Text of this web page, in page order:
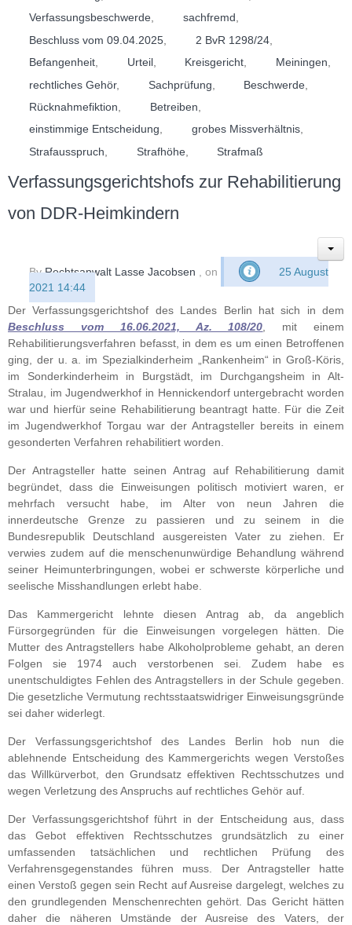
Verfassungsbeschwerde, sachfremd,
Beschluss vom 09.04.2025
2 BvR 1298/24,
Befangenheit
Urteil, Kreisgericht Meiningen
rechtliches Gehör, Sachprüfung Beschwerde
Rücknahmefiktion
Betreiben
einstimmige Entscheidung, grobes Missverhältnis,
Strafausspruch
Strafhöhe, Strafmaß
Verfassungsgerichtshofs zur Rehabilitierung
von DDR-Heimkindern
ByRechtsanwalt Lasse Jacobsen , on
25 August
2021 14:44
Der Verfassungsgerichtshof des Landes Berlin hat sich in dem
Beschluss vom 16.06.2021, Az. 108/20, mit einem
Rehabilitierungsverfahren befasst, in dem es um einen Betroffenen
ging, der u. a. im Spezialkinderheim „Rankenheim“ in Groß-Köris,
im Sonderkinderheim in Burgstädt, im Durchgangsheim in Alt-
Stralau, im Jugendwerkhof in Hennickendorf untergebracht worden
war und hierfür seine Rehabilitierung beantragt hatte. Für die Zeit
im Jugendwerkhof Torgau war der Antragsteller bereits in einem
gesonderten Verfahren rehabilitiert worden.
Der Antragsteller hatte seinen Antrag auf Rehabilitierung damit
begründet, dass die Einweisungen politisch motiviert waren, er
mehrfach versucht habe, im Alter von neun Jahren die
innerdeutsche Grenze zu passieren und zu seinem in die
Bundesrepublik Deutschland ausgereisten Vater zu ziehen. Er
verwies zudem auf die menschenunwürdige Behandlung während
seiner Heimunterbringungen, wobei er schwerste körperliche und
seelische Misshandlungen erlebt habe.
Das Kammergericht lehnte diesen Antrag ab, da angeblich
Fürsorgegründen für die Einweisungen vorgelegen hätten. Die
Mutter des Antragstellers habe Alkoholprobleme gehabt, an deren
Folgen sie 1974 auch verstorbenen sei. Zudem habe es
unentschuldigtes Fehlen des Antragstellers in der Schule gegeben.
Die gesetzliche Vermutung rechtsstaatswidriger Einweisungsgründe
sei daher widerlegt.
Der Verfassungsgerichtshof des Landes Berlin hob nun die
ablehnende Entscheidung des Kammergerichts wegen Verstoßes
das Willkürverbot, den Grundsatz effektiven Rechtsschutzes und
wegen Verletzung des Anspruchs auf rechtliches Gehör auf.
Der Verfassungsgerichtshof führt in der Entscheidung aus, dass
das Gebot effektiven Rechtsschutzes grundsätzlich zu einer
umfassenden tatsächlichen und rechtlichen Prüfung des
Verfahrensgegenstandes führen muss. Der Antragsteller hatte
einen Verstoß gegen sein Recht auf Ausreise dargelegt, welches zu
den grundlegenden Menschenrechten gehört. Das Gericht hätten
daher die näheren Umstände der Ausreise des Vaters, der